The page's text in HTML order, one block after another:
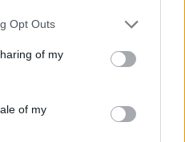
Opt Outs
of my
of my